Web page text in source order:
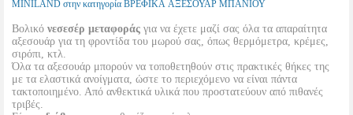
MINILAND στην κατηγορία ΒΡΕΦΙΚΑ ΑΞΕΣΟΥΑΡ ΜΠΑΝΙΟΥ
Βολικό νεσεσέρ μεταφοράς για να έχετε μαζί σας όλα τα απαραίτητα
αξεσουάρ για τη φροντίδα του μωρού σας, όπως θερμόμετρα, κρέμες,
σιρόπι, κτλ.
Όλα τα αξεσουάρ μπορούν να τοποθετηθούν στις πρακτικές θήκες της
με τα ελαστικά ανοίγματα, ώστε το περιεχόμενο να είναι πάντα
τακτοποιημένο. Από ανθεκτικά υλικά που προστατεύουν από πιθανές
τριβές.